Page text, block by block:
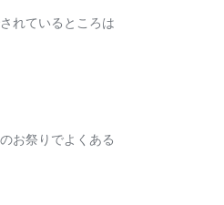
れているところは
お祭りでよくある